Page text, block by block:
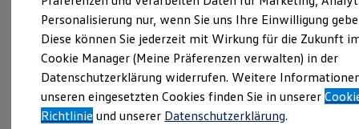
Familienautos
Kombis
Kompaktwagen
Sportwagen
Schnell verfügbare Fahrzeuge
Angebote und Produkte
Aktuelle Angebote
E-Auto-Förderung
Volkswagen Marktplatz
Personalisierung nur, wenn Sie uns Ihre Einwilligung
Diese können Sie jederzeit mit Wirkung für die Zukunft
Cookie Manager (Meine Präferenzen verwalten) in der
Datenschutzerklärung widerrufen. Weitere
unseren eingesetzten Cookies finden Sie in unserer
Richtlinie und unserer Datenschutzerklärung.